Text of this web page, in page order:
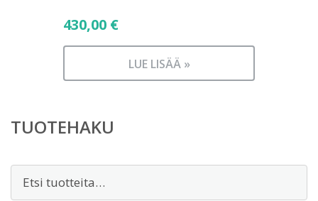
430,00 €
LUE LISÄÄ »
TUOTEHAKU
Etsi: